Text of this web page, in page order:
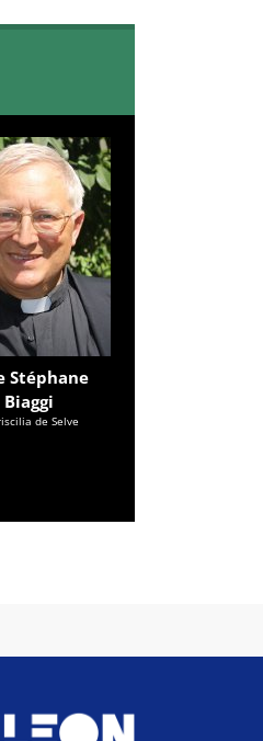
Stéphane
Biaggi
de Selve